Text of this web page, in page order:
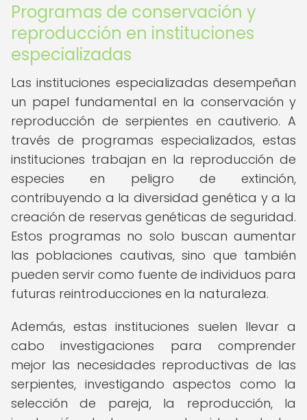
Programas de conservación y
reproducción en instituciones
especializadas
Las instituciones especializadas desempeñan
un papel fundamental en la conservación y
reproducción de serpientes en cautiverio. A
través de programas especializados, estas
instituciones trabajan en la reproducción de
especies en peligro de extinción,
contribuyendo a la diversidad genética y a la
creación de reservas genéticas de seguridad.
Estos programas no solo buscan aumentar
las poblaciones cautivas, sino que también
pueden servir como fuente de individuos para
futuras reintroducciones en la naturaleza.
Además, estas instituciones suelen llevar a
cabo investigaciones para comprender
mejor las necesidades reproductivas de las
serpientes, investigando aspectos como la
selección de pareja, la reproducción, la